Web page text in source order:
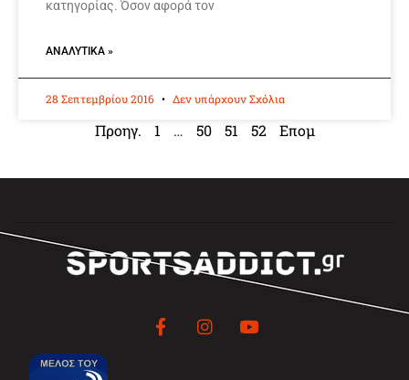
κατηγορίας. Όσον αφορά τον
ΑΝΑΛΥΤΙΚΆ »
28 Σεπτεμβρίου 2016 Δεν υπάρχουν Σχόλια
Προηγ. 1 … 50 51 52 Επομ